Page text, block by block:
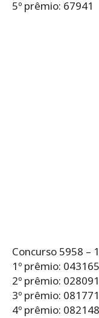
5º prêmio: 67941
Concurso 5958 –
1º prêmio: 043165
2º prêmio: 028091
3º prêmio: 081771
4º prêmio: 082148